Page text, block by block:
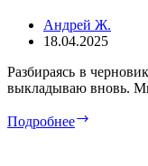
Андрей Ж.
18.04.2025
Разбираясь в
выкладываю вновь.
Подробнее